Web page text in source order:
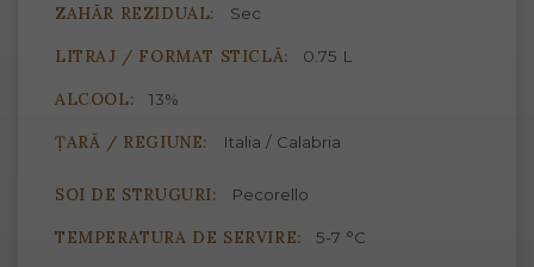
ZAHĂR REZIDUAL: Sec
LITRAJ / FORMAT STICLĂ: 0.75 L
ALCOOL: 13%
ȚARĂ / REGIUNE: Italia / Calabria
SOI DE STRUGURI: Pecorello
TEMPERATURA DE SERVIRE: 5-7 °C